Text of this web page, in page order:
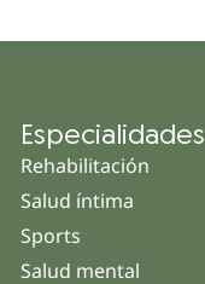
Especialidades
Rehabilitación
Salud íntima
Sports
Salud mental